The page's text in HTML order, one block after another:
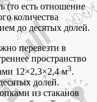
(то есть отношение
количества
до десятых долей.
перевезти в
пространство
12×2,3×2,4 м3.
долей.
из стаканов